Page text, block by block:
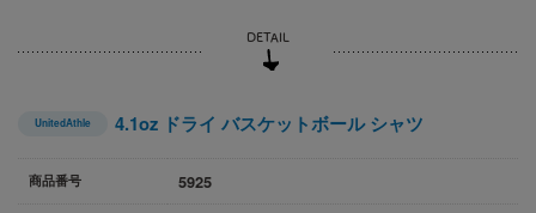
UnitedAthle 4.1oz ドライ バスケットボール シャツ
商品番号 5925